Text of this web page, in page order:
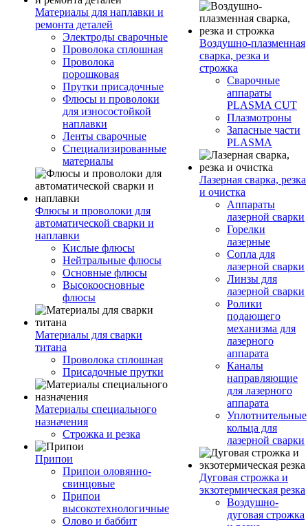
Материалы для наплавки и
ремонта деталей
Электроды сварочные
Проволока сплошная
Проволока
порошковая
Прутки присадочные
Флюсы и проволоки
для износостойкой
наплавки
Ленты сварочные
Специализированные
материалы
Флюсы и проволоки для
автоматической сварки и
наплавки
Кислые флюсы
Нейтральные флюсы
Основные флюсы
Высокоосновные
флюсы
Материалы для сварки
титана
Проволока сплошная
Присадочные прутки
Материалы специального
назначения
Строжка и резка
Припои
Припои оловянно-
свинцовые
Припои
высокотехнологичные
Олово и баббит
Воздушно-плазменная
сварка, резка и
строжка
Сварочные
аппараты
PLASMA CUT
Плазмотроны
Запасные части
PLASMA
Лазерная сварка, резка
и очистка
Аппараты
лазерной сварки
Горелки
лазерные
Сопла для
лазерной сварки
Линзы для
лазерной сварки
Ролики
подающего
механизма для
лазерного
аппарата
Каналы
направляющие
для лазерного
аппарата
Уплотнительные
кольца для
лазерной сварки
Дуговая строжка и
экзотермическая резка
Воздушно-
дуговая строжка